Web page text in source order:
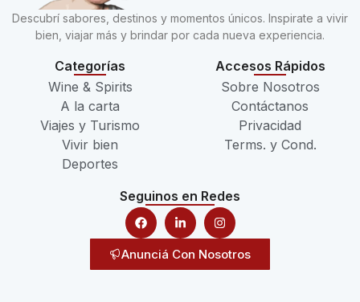
Descubrí sabores, destinos y momentos únicos. Inspirate a vivir
bien, viajar más y brindar por cada nueva experiencia.
Categorías
Wine & Spirits
A la carta
Viajes y Turismo
Vivir bien
Deportes
Accesos Rápidos
Sobre Nosotros
Contáctanos
Privacidad
Terms. y Cond.
Seguinos en Redes
Anunciá Con Nosotros